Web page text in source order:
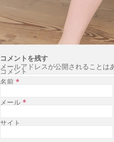
コメントを残す
メールアドレスが公開されることは
コメント
名前 *
メール *
サイト